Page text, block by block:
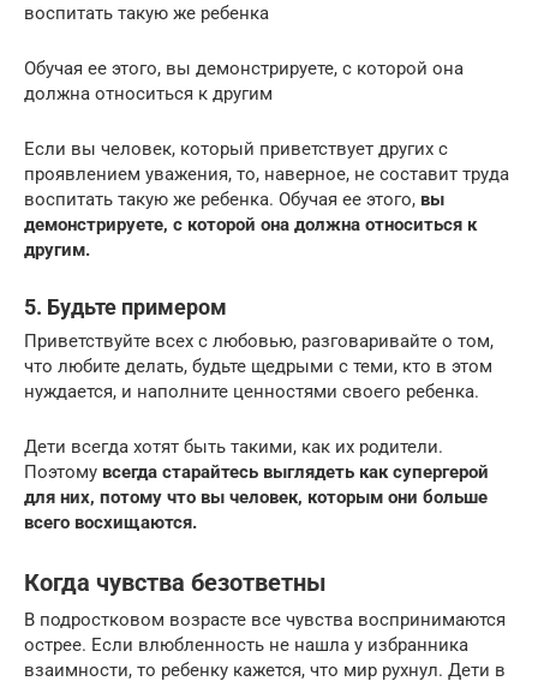
воспитать такую же ребенка
Обучая ее этого, вы демонстрируете, с которой она
должна относиться к другим
Если вы человек, который приветствует других с
проявлением уважения, то, наверное, не составит труда
воспитать такую же ребенка. Обучая ее этого, вы
демонстрируете, с которой она должна относиться к
другим.
5. Будьте примером
Приветствуйте всех с любовью, разговаривайте о том,
что любите делать, будьте щедрыми с теми, кто в этом
нуждается, и наполните ценностями своего ребенка.
Дети всегда хотят быть такими, как их родители.
Поэтому всегда старайтесь выглядеть как супергерой
для них, потому что вы человек, которым они больше
всего восхищаются.
Когда чувства безответны
В подростковом возрасте все чувства воспринимаются
острее. Если влюбленность не нашла у избранника
взаимности, то ребенку кажется, что мир рухнул. Дети в